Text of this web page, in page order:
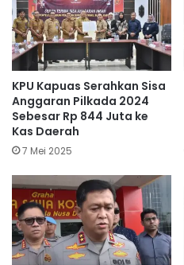
KPU Kapuas Serahkan Sisa
Anggaran Pilkada 2024
Sebesar Rp 844 Juta ke
Kas Daerah
7 Mei 2025